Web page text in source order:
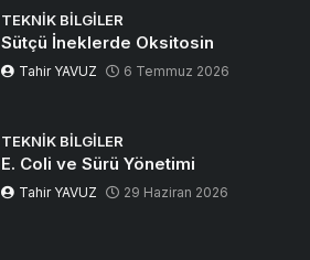
TEKNIK BILGILER
Sütçü İneklerde Oksitosin
Tahir YAVUZ 6 Temmuz 2026
TEKNIK BILGILER
E. Coli ve Sürü Yönetimi
Tahir YAVUZ 29 Haziran 2026